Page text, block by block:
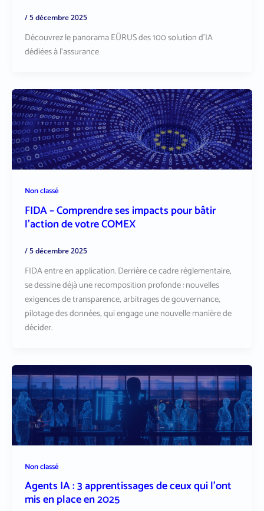
/5 décembre 2025
Découvrez le panorama EÜRUS des 100 solution d’IA
dédiées à l’assurance
Non classé
FIDA – Comprendre ses impacts pour bâtir
l’action de votre COMEX
/5 décembre 2025
FIDA entre en application. Derrière ce cadre réglementaire,
se dessine déjà une recomposition profonde : nouvelles
exigences de transparence, arbitrages de gouvernance,
pilotage des données, qui engage une nouvelle manière de
décider.
Non classé
Agents IA : 3 apprentissages de ceux qui l’ont
mis en place en 2025